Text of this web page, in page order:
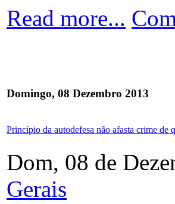
Read more...
Domingo, 08 Dezembro 2013
Princípio da autodefesa não afasta crime de
Dom, 08 de
Gerais